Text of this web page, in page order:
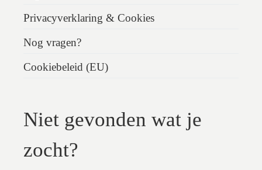
Privacyverklaring & Cookies
Nog vragen?
Cookiebeleid (EU)
Niet gevonden wat je
zocht?